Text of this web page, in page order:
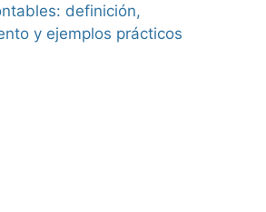
definición,
y ejemplos prácticos